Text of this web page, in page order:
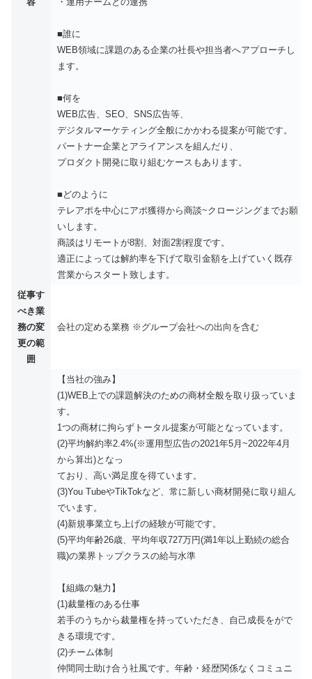
■誰に
WEB領域に課題のある企業の社長や担当者へアプローチし
ます。
■何を
WEB広告、SEO、SNS広告等、
デジタルマーケティング全般にかかわる提案が可能です。
パートナー企業とアライアンスを組んだり、
プロダクト開発に取り組むケースもあります。
■どのように
テレアポを中心にアポ獲得から商談~クロージングまでお願
いします。
商談はリモートが8割、対面2割程度です。
適正によっては解約率を下げて取引金額を上げていく既存
営業からスタート致します。
従事す
べき業
務の変
更の範
囲
会社の定める業務 ※グループ会社への出向を含む
【当社の強み】
(1)WEB上での課題解決のための商材全般を取り扱っていま
す。
1つの商材に拘らずトータル提案が可能となっています。
(2)平均解約率2.4%(※運用型広告の2021年5月~2022年4月
から算出)となっ
ており、高い満足度を得ています。
(3)You TubeやTikTokなど、常に新しい商材開発に取り組ん
でいます。
(4)新規事業立ち上げの経験が可能です。
(5)平均年齢26歳、平均年収727万円(満1年以上勤続の総合
職)の業界トップクラスの給与水準
【組織の魅力】
(1)裁量権のある仕事
若手のうちから裁量権を持っていただき、自己成長をがで
きる環境です。
(2)チーム体制
仲間同士助け合う社風です。年齢・経歴関係なくコミュニ